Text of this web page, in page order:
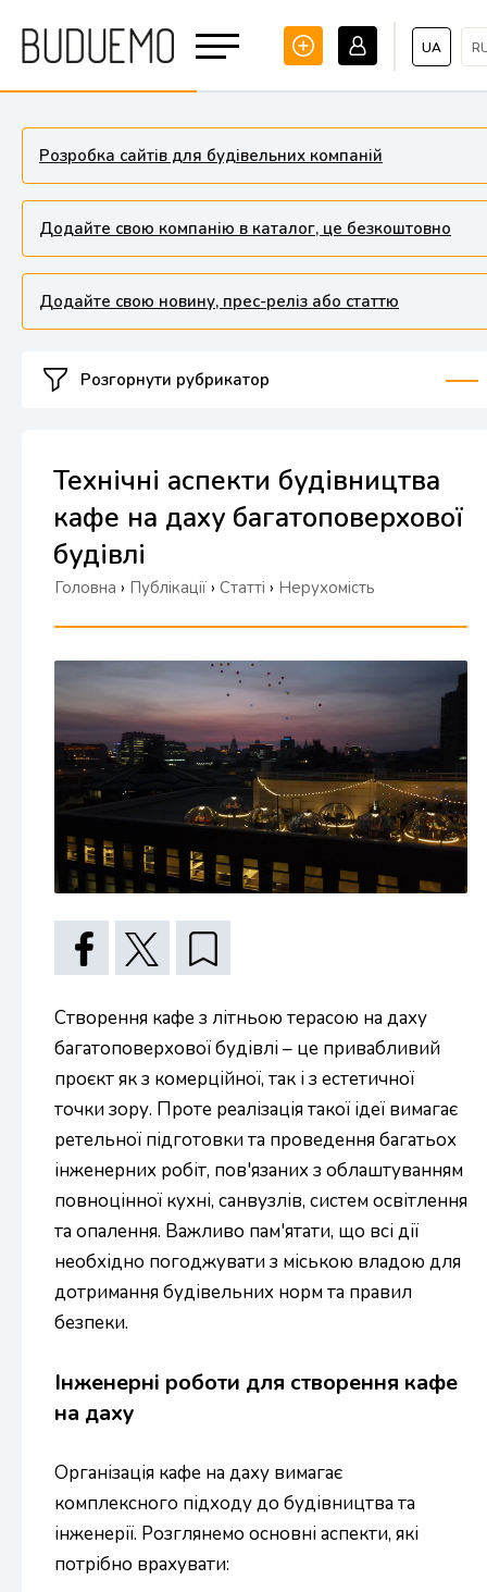
UA
Розробка сайтів для будівельних компаній
Додайте свою компанію в каталог, це безкоштовно
Додайте свою новину, прес-реліз або статтю
Розгорнути рубрикатор
Технічні аспекти будівництва
кафе на даху багатоповерхової
будівлі
Головна › Публікації › Статті › Нерухомість
Створення кафе з літньою терасою на даху
багатоповерхової будівлі – це привабливий
проєкт як з комерційної, так і з естетичної
точки зору. Проте реалізація такої ідеї вимагає
ретельної підготовки та проведення багатьох
інженерних робіт, пов'язаних з облаштуванням
повноцінної кухні, санвузлів, систем освітлення
та опалення. Важливо пам'ятати, що всі дії
необхідно погоджувати з міською владою для
дотримання будівельних норм та правил
безпеки.
Інженерні роботи для створення кафе
на даху
Організація кафе на даху вимагає
комплексного підходу до будівництва та
інженерії. Розглянемо основні аспекти, які
потрібно врахувати: